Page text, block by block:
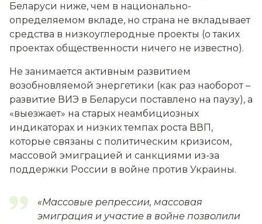
Беларуси ниже, чем в национально-
определяемом вкладе, но страна не вкладывает
средства в низкоуглеродные проекты (о таких
проектах общественности ничего не известно).
Не занимается активным развитием
возобновляемой энергетики (как раз наоборот –
развитие ВИЭ в Беларуси поставлено на паузу), а
«выезжает» на старых неамбициозных
индикаторах и низких темпах роста ВВП,
которые связаны с политическим кризисом,
массовой эмиграцией и санкциями из-за
поддержки России в войне против Украины.
«Массовые репрессии, массовая
эмиграция и участие в войне позволили